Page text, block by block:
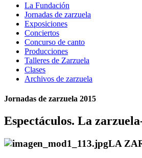
La Fundación
Jornadas de zarzuela
Exposiciones
Conciertos
Concurso de canto
Producciones
Talleres de Zarzuela
Clases
Archivos de zarzuela
Jornadas de zarzuela 2015
Espectáculos. La
LA